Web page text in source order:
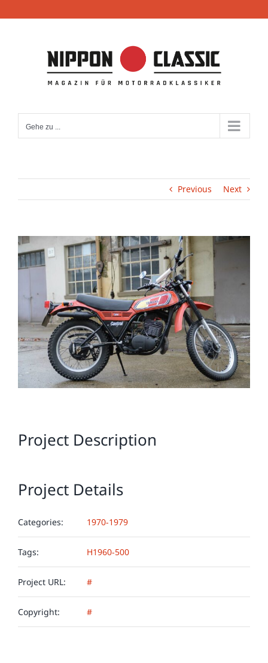
Inhalt
Gehe zu ...
Previous Next
View
Larger
Image
Project Description
Project Details
Categories: 1970-1979
Tags: H1960-500
Project URL: #
Copyright: #